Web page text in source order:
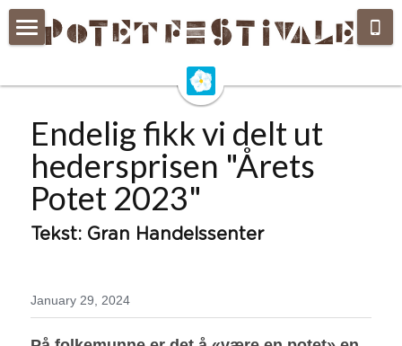
Stands
Hva skjer
Bygdedag
Endelig fikk vi delt ut
hedersprisen "Årets
Potet 2023"
Tekst: Gran Handelssenter
January 29, 2024